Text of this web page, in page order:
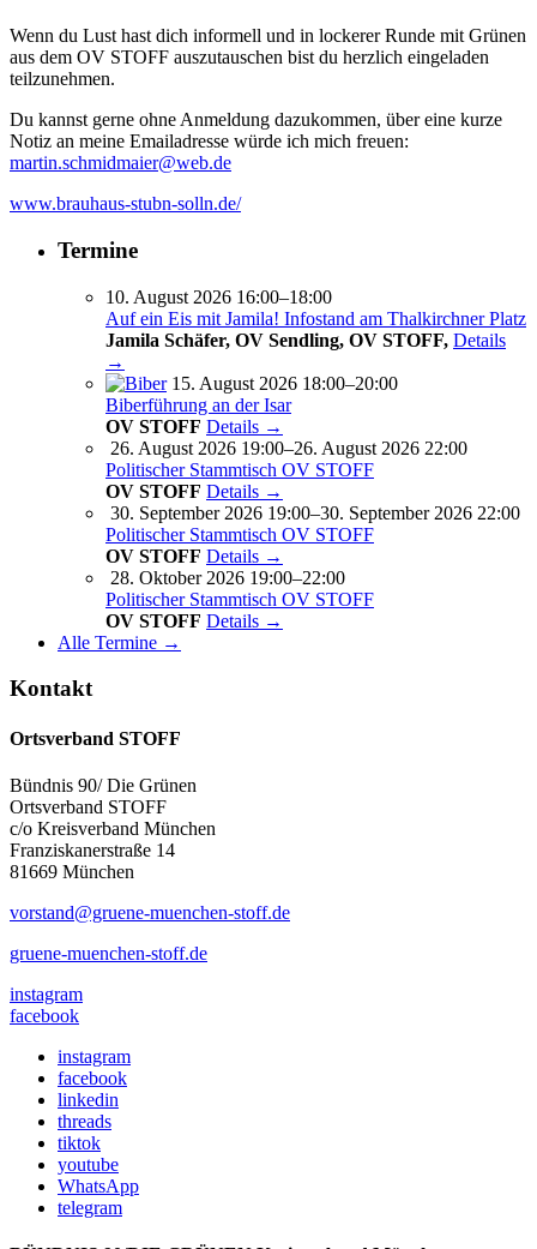
Wenn du Lust hast dich informell und in lockerer Runde mit Grünen
aus dem OV STOFF auszutauschen bist du herzlich eingeladen
teilzunehmen.
Du kannst gerne ohne Anmeldung dazukommen, über eine kurze
Notiz an meine Emailadresse würde ich mich freuen:
martin.schmidmaier@web.de
www.brauhaus-stubn-solln.de/
Termine
10. August 2026 16:00–18:00
Auf ein Eis mit Jamila! Infostand am Thalkirchner Platz
Jamila Schäfer, OV Sendling, OV STOFF, Details
→
15. August 2026 18:00–20:00
Biberführung an der Isar
OV STOFF Details →
26. August 2026 19:00–26. August 2026 22:00
Politischer Stammtisch OV STOFF
OV STOFF Details →
30. September 2026 19:00–30. September 2026 22:00
Politischer Stammtisch OV STOFF
OV STOFF Details →
28. Oktober 2026 19:00–22:00
Politischer Stammtisch OV STOFF
OV STOFF Details →
Alle Termine →
Kontakt
Ortsverband STOFF
Bündnis 90/ Die Grünen
Ortsverband STOFF
c/o Kreisverband München
Franziskanerstraße 14
81669 München
vorstand@gruene-muenchen-stoff.de
gruene-muenchen-stoff.de
instagram
facebook
instagram
facebook
linkedin
threads
tiktok
youtube
WhatsApp
telegram